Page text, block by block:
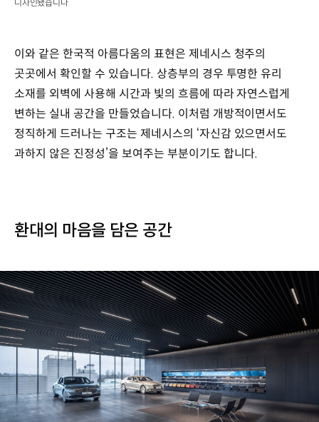
디자인됐습니다
이와 같은 한국적 아름다움의 표현은 제네시스 청주의
곳곳에서 확인할 수 있습니다. 상층부의 경우 투명한 유리
소재를 외벽에 사용해 시간과 빛의 흐름에 따라 자연스럽게
변하는 실내 공간을 만들었습니다. 이처럼 개방적이면서도
정직하게 드러나는 구조는 제네시스의 ‘자신감 있으면서도
과하지 않은 진정성’을 보여주는 부분이기도 합니다.
환대의 마음을 담은 공간